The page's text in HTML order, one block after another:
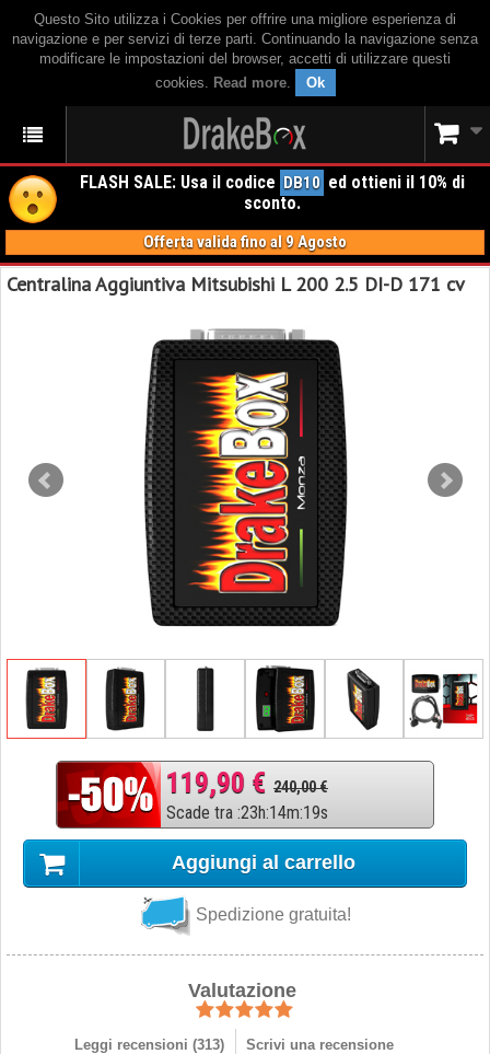
Questo Sito utilizza i Cookies per offrire una migliore esperienza di
navigazione e per servizi di terze parti. Continuando la navigazione senza
modificare le impostazioni del browser, accetti di utilizzare questi
cookies. Read more. Ok
FLASH SALE: Usa il codice DB10 ed ottieni il 10% di
sconto.
Offerta valida fino al 9 Agosto
Centralina Aggiuntiva Mitsubishi L 200 2.5 DI-D 171 cv
119,90 € 240,00 €
Scade tra :23h:14m:18s
Aggiungi al carrello
Spedizione gratuita!
Valutazione
Leggi recensioni (313) Scrivi una recensione